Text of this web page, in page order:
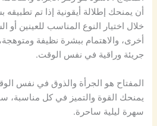
أن يمنحك إطلالة أيقونية إذا تم
خلال اختيار النوع المناسب للعينين أو
أخرى، والاهتمام ببشرة نظيفة
جريئة وراقية في نفس الوقت.
المفتاح هو الجرأة والذوق في نفس
يمنحك القوة والتميز في كل مناسبة،
سهرة ليلية ساحرة.